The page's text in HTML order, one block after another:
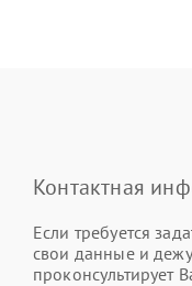
Контактная
Если требуется
свои данные и
проконсультирует